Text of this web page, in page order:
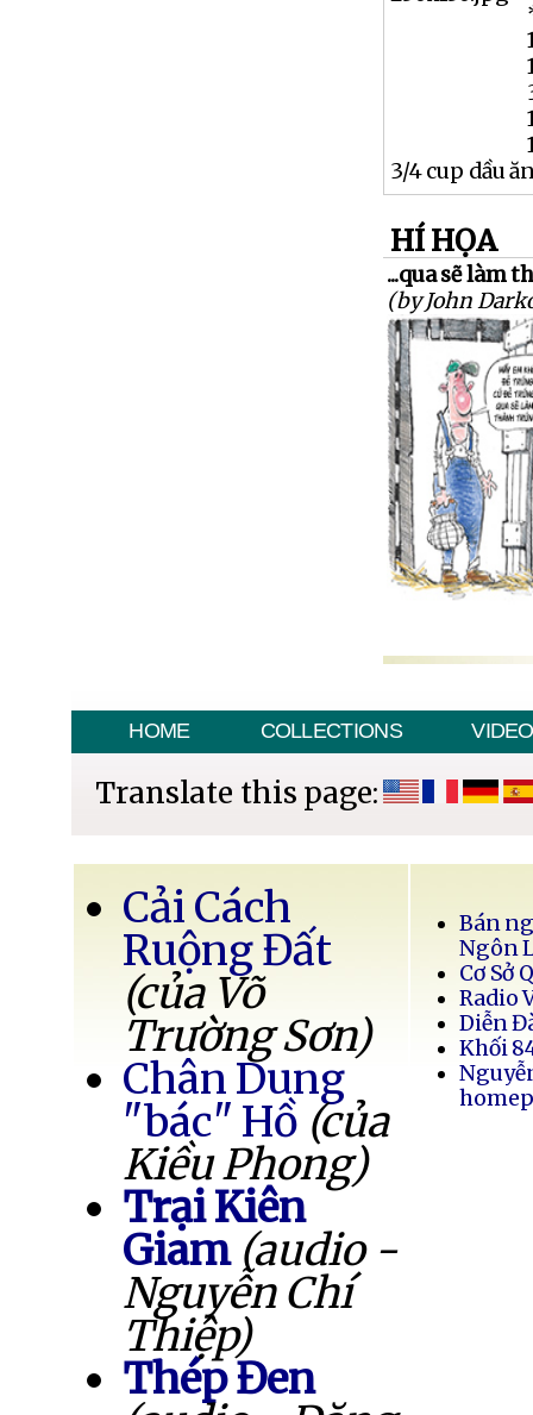
3/4 cup dầu
HÍ HỌA
...qua sẽ làm
(by John
HOME COLLECTIONS VIDEO
Translate this page:
Cải Cách
Ruộng Đất
(của Võ
Trường Sơn)
Chân Dung
"bác" Hồ (của
Kiều Phong)
Trại Kiên
Giam (audio -
Nguyễn Chí
Thiệp)
Thép Đen
Bán
Ngôn
Cơ Sở
Radio
Diễn
Khối